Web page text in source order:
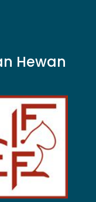
Hewan